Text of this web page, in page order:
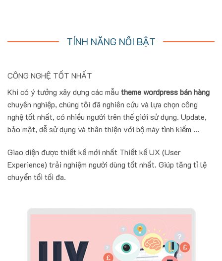
TÍNH NĂNG NỔI BẬT
CÔNG NGHỆ TỐT NHẤT
Khi có ý tưởng xây dựng các mẫu theme wordpress bán hàng
chuyên nghiệp, chúng tôi đã nghiên cứu và lựa chọn công
nghệ tốt nhất, có nhiều người trên thế giới sử dụng. Update,
bảo mật, dễ sử dụng và thân thiện với bộ máy tình kiếm ...
Giao diện được thiết kế mới nhất Thiết kế UX (User
Experience) trải nghiệm người dùng tốt nhất. Giúp tăng tỉ lệ
chuyển tổi tối đa.